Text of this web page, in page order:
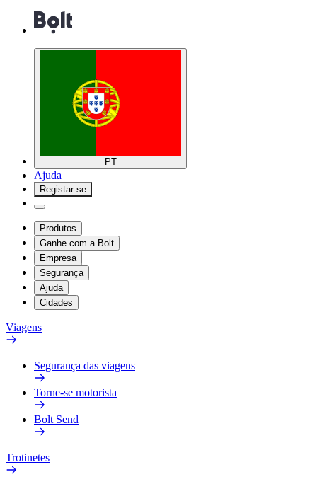
PT
Ajuda
Registar-se
Produtos
Ganhe com a Bolt
Empresa
Segurança
Ajuda
Cidades
Viagens
Segurança das viagens
Torne-se motorista
Bolt Send
Trotinetes